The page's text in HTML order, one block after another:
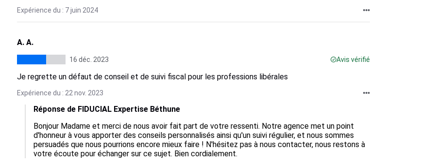
Expérience du : 7 juin 2024
A. A.
16 déc. 2023 Avis vérifié
Je regrette un défaut de conseil et de suivi fiscal pour les professions libérales
Expérience du : 22 nov. 2023
Réponse de FIDUCIAL Expertise Béthune
Bonjour Madame et merci de nous avoir fait part de votre ressenti. Notre agence met un point
d'honneur à vous apporter des conseils personnalisés ainsi qu'un suivi régulier, et nous sommes
persuadés que nous pourrions encore mieux faire ! N'hésitez pas à nous contacter, nous restons à
votre écoute pour échanger sur ce sujet. Bien cordialement.